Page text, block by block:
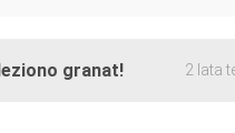
granat! 2 lata temu